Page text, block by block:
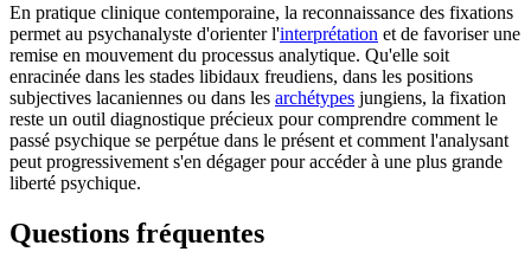
En pratique clinique contemporaine, la reconnaissance des fixations
permet au psychanalyste d'orienter l'interprétation et de favoriser une
remise en mouvement du processus analytique. Qu'elle soit
enracinée dans les stades libidaux freudiens, dans les positions
subjectives lacaniennes ou dans les archétypes jungiens, la fixation
reste un outil diagnostique précieux pour comprendre comment le
passé psychique se perpétue dans le présent et comment l'analysant
peut progressivement s'en dégager pour accéder à une plus grande
liberté psychique.
Questions fréquentes